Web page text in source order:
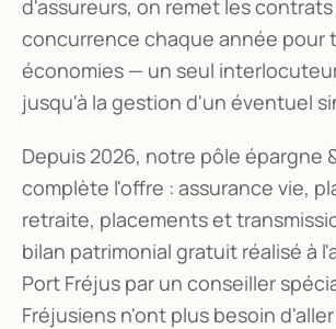
d'assureurs, on remet les
concurrence chaque année pour
économies — un seul
jusqu'à la gestion d'un éventuel
Depuis 2026, notre pôle épargne
complète l'offre : assurance vie,
retraite, placements et
bilan patrimonial gratuit réalisé à
Port Fréjus par un conseiller
Fréjusiens n'ont plus besoin